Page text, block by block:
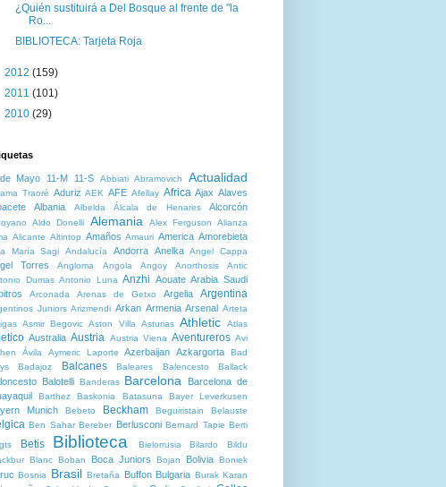
¿Quién sustituirá a Del Bosque al frente de "la
Ro...
BIBLIOTECA: Tarjeta Roja
2012 (159)
2011 (101)
2010 (29)
Mayo 11-M 11-S Abbiati Abramovich Actualidad
Traoré Aduriz AEK AFE Afellay Africa Ajax Alaves
Albania Albelda Álcala de Henares Alcorcón
Aldo Donelli Alemania Alex Ferguson
Alianza
Alicante Altintop Amaños Amauri America Amorebieta
María Sagi Andalucía Andorra Anelka Angel Cappa
Torres Angloma Angola Angoy Anorthosis
Antic
Dumas Antonio Luna Anzhi Aouate Arabia Saudi
Arconada Arenas de Getxo Argelia Argentina
Juniors Arizmendi Arkan Armenia Arsenal Arteta
Asmir Begovic Aston Villa Asturias Athletic Atlas
Australia Austria Austria Viena Aventureros Avi
Ávila Aymeric Laporte Azerbaijan Azkargorta
Bad
Badajoz Balcanes Baleares Balencesto Ballack
Balotelli Banderas Barcelona
Barcelona de
Barthez Baskonia Batasuna Bayer Leverkusen
Munich Bebeto Beckham Beguiristain Belauste
Ben Sahar Bereber Berlusconi Bernard Tapie Berti
Betis Biblioteca Bielorrusia Bilardo
Bildu
Blanc Boban Boca Juniors Bojan Bolivia Boniek
Bosnia Brasil Bretaña Buffon Bulgaria Burak Karan